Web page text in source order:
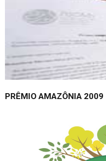
PRÊMIO AMAZÔNIA 2009